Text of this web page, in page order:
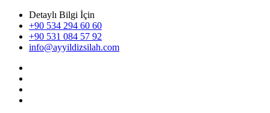
Detaylı Bilgi İçin
+90 534 294 60 60
+90 531 084 57 92
info@ayyildizsilah.com